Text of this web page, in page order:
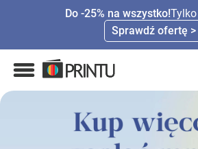
Do -25% na wszystko!
Sprawdź ofertę >